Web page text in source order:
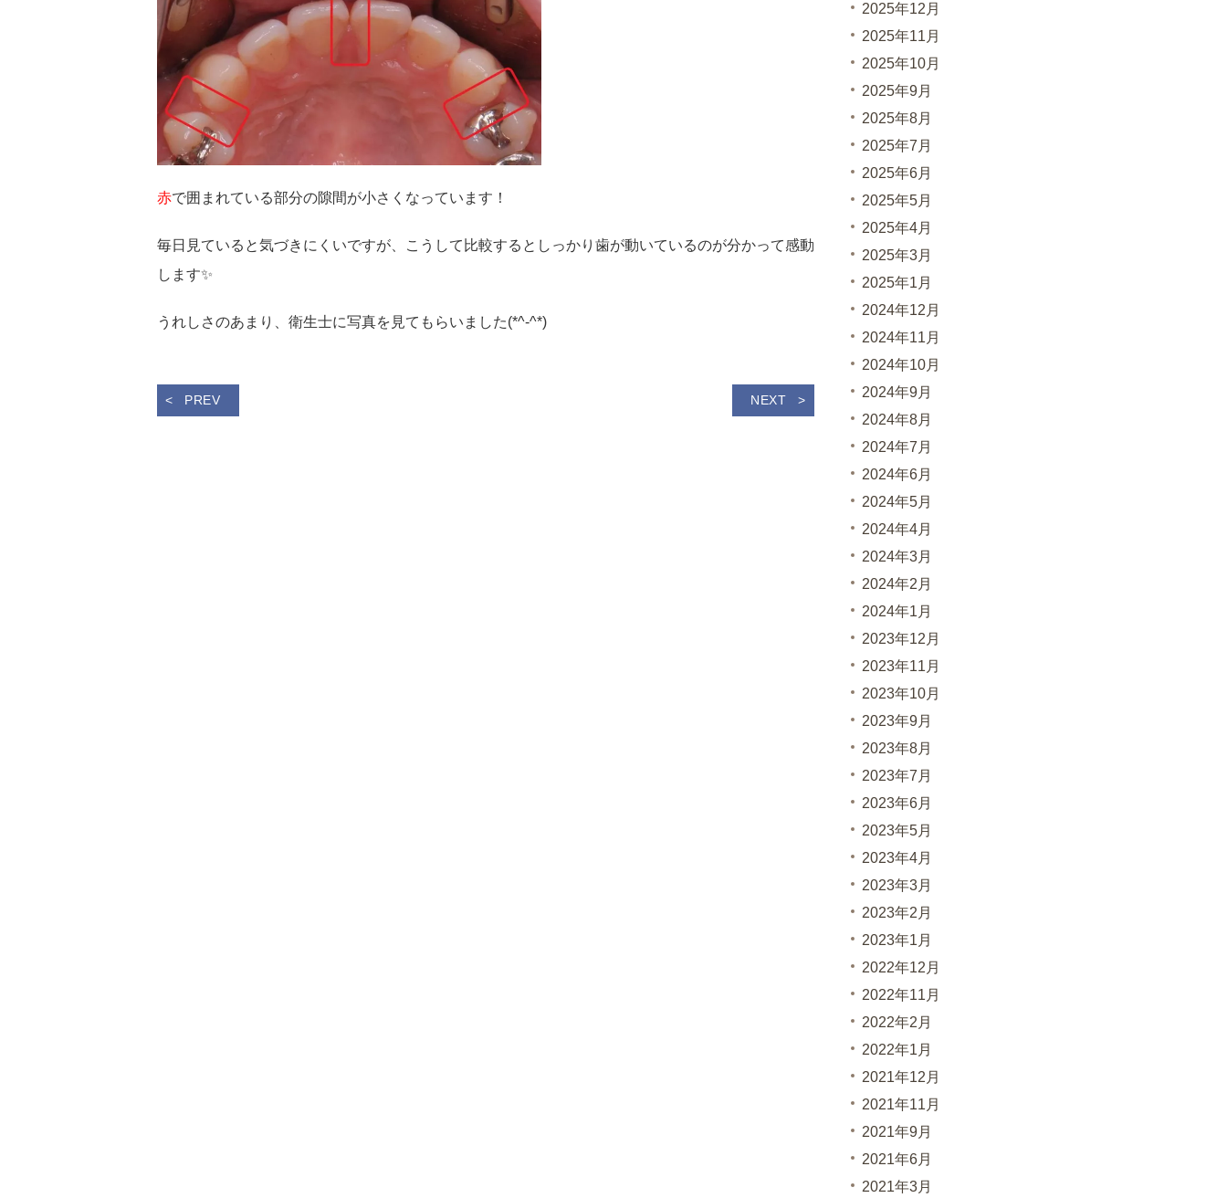
赤で囲まれている部分の隙間が小さくなっています！
毎日見ていると気づきにくいですが、こうして比較するとしっかり歯が動いているのが分かって感動
します✨
うれしさのあまり、衛生士に写真を見てもらいました(*^-^*)
PREV NEXT
2025年12月
2025年11月
2025年10月
2025年9月
2025年8月
2025年7月
2025年6月
2025年5月
2025年4月
2025年3月
2025年1月
2024年12月
2024年11月
2024年10月
2024年9月
2024年8月
2024年7月
2024年6月
2024年5月
2024年4月
2024年3月
2024年2月
2024年1月
2023年12月
2023年11月
2023年10月
2023年9月
2023年8月
2023年7月
2023年6月
2023年5月
2023年4月
2023年3月
2023年2月
2023年1月
2022年12月
2022年11月
2022年2月
2022年1月
2021年12月
2021年11月
2021年9月
2021年6月
2021年3月